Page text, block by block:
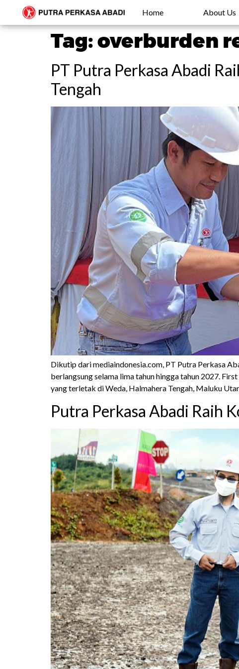
Home About Us
Tag:overburden
PT Putra Perkasa Abadi
Tengah
Dikutip dari mediaindonesia.com, PT Putra Perkasa
berlangsung selama lima tahun hingga tahun 2027.
yang terletak di Weda, Halmahera Tengah, Maluku
Putra Perkasa Abadi Raih